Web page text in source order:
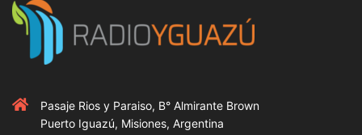
Pasaje Rios y Paraiso, B° Almirante Brown
Puerto Iguazú, Misiones, Argentina